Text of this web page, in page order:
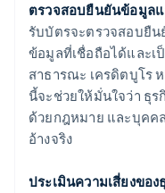
ตรวจสอบยืนยันข้อมูลแ
รับบัตรจะตรวจสอบยื
ข้อมูลที่เชื่อถือได้และเ
สาธารณะ เครดิตบูโร
นี้จะช่วยให้มั่นใจว่า ธุ
ด้วยกฎหมาย และบุคค
อ้างจริง
ประเมินความเสี่ยงขอ